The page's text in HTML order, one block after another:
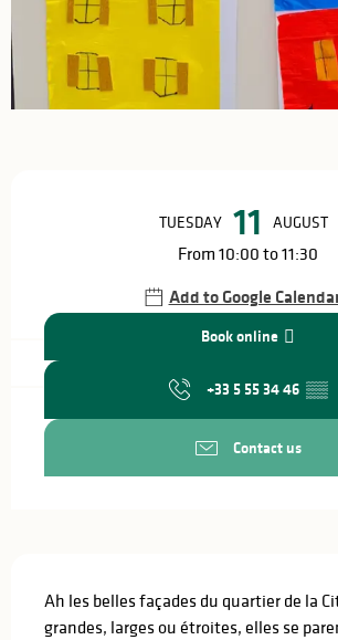
TUESDAY 11 AUGUST
From 10:00 to 11:30
Add to Google
Book online
+33 5 55 34 46 ▒▒
Contact us
Ah les belles façades du quartier de la
grandes, larges ou étroites, elles se